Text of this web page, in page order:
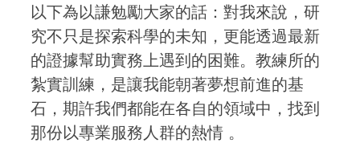
以下為以謙勉勵大家的話：對我來說，研
究不只是探索科學的未知，更能透過最新
的證據幫助實務上遇到的困難。教練所的
紮實訓練，是讓我能朝著夢想前進的基
石，期許我們都能在各自的領域中，找到
那份以專業服務人群的熱情 。